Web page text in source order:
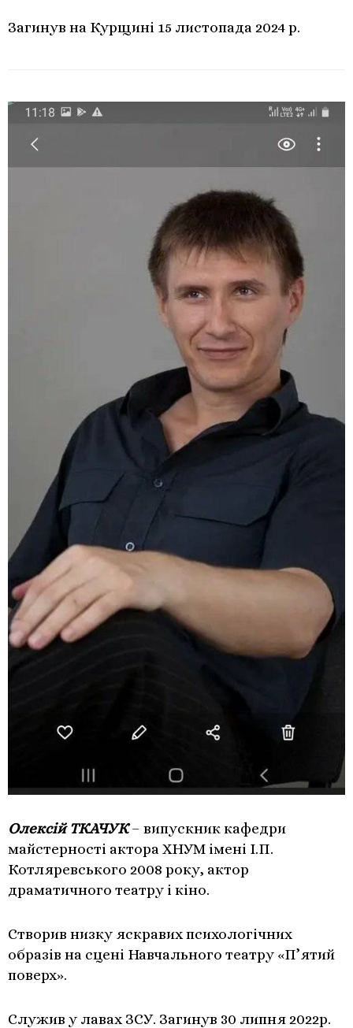
Загинув на Курщині 15 листопада 2024 р.
Олексій ТКАЧУК– випускник кафедри
майстерності актора ХНУМ імені І.П.
Котляревського 2008 року, актор
драматичного театру і кіно.
Створив низку яскравих психологічних
образів на сцені Навчального театру «П’ятий
поверх».
Служив у лавах ЗСУ. Загинув 30 липня 2022р.